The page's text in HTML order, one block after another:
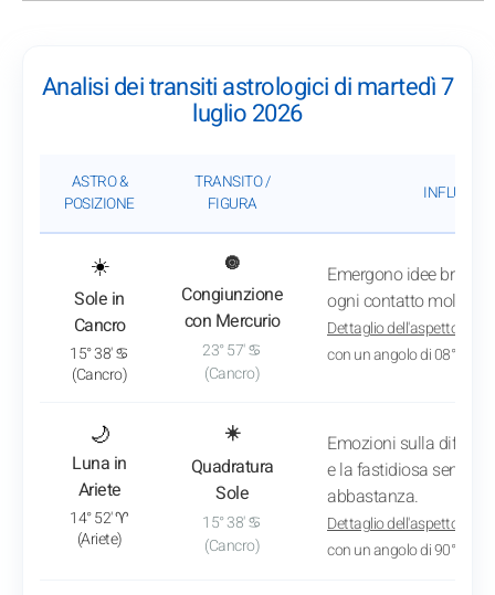
Analisi dei transiti astrologici di martedì 7
luglio 2026
ASTRO &
POSIZIONE
TRANSITO /
FIGURA
☀️
Sole in
Cancro
: Vedi l'analisi del transito
15° 38' ♋
(Cancro)
🔘
Congiunzione
con Mercurio
23° 57' ♋
(Cancro)
Emergono idee
ogni contatto molto
Dettaglio dell'aspetto
con un angolo di 08° 19'
🌙
Luna in
Ariete
: Vedi l'analisi del transito
14° 52' ♈
(Ariete)
☀️
Quadratura
Sole
15° 38' ♋
(Cancro)
Emozioni sulla
e la fastidiosa
abbastanza.
Dettaglio dell'aspetto
con un angolo di 90° 46'